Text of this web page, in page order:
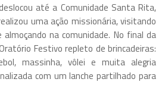
até a Comunidade Santa Rita,
uma ação missionária, visitando
na comunidade. No final da
Festivo repleto de brincadeiras:
massinha, vôlei e muita alegria
com um lanche partilhado para